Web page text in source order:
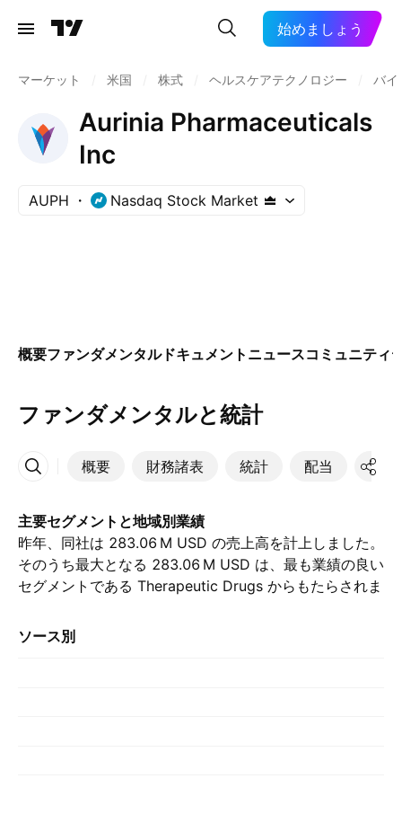
始めましょう
マーケット 米国 株式 ヘルスケアテクノロジー バイ
Aurinia Pharmaceuticals
Inc
AUPH Nasdaq Stock Market
概要ファンダメンタルドキュメント ニュースコミュニティ
ファンダメンタルと統計
概要 財務諸表 統計 配当 決算
その他
主要セグメントと地域別業績
昨年、同社は ‪283.06 M‬ USD の売上高を計上しました。
そのうち最大となる ‪283.06 M‬ USD は、最も業績の良い
セグメントである Therapeutic Drugs からもたらされま
貢献は 米国 によるもので、昨年は ‪263.84 M‬ USD を占
ソース別